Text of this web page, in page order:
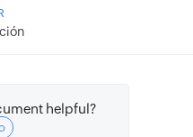
helpful?